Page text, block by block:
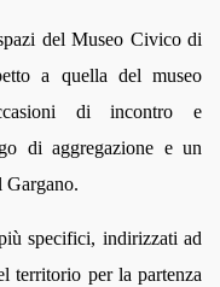
del Museo Civico di
a quella del museo
di incontro e
di aggregazione e un
Gargano.
specifici, indirizzati ad
territorio per la partenza